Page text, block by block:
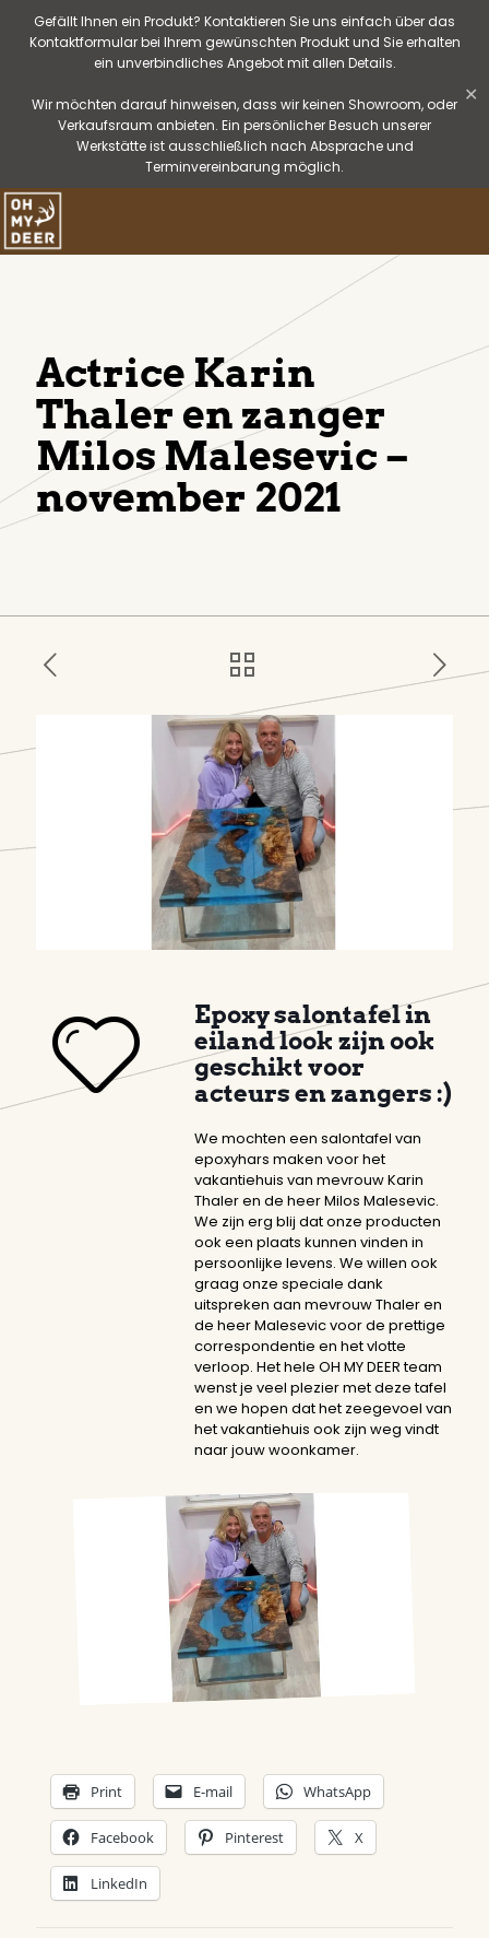
Gefällt Ihnen ein Produkt? Kontaktieren Sie uns einfach über das
Kontaktformular bei Ihrem gewünschten Produkt und Sie erhalten
ein unverbindliches Angebot mit allen Details.
Wir möchten darauf hinweisen, dass wir keinen Showroom, oder
Verkaufsraum anbieten. Ein persönlicher Besuch unserer
Werkstätte ist ausschließlich nach Absprache und
Terminvereinbarung möglich.
✕
Actrice Karin
Thaler en zanger
Milos Malesevic –
november 2021
Epoxy salontafel in
eiland look zijn ook
geschikt voor
acteurs en zangers :)
We mochten een salontafel van
epoxyhars maken voor het
vakantiehuis van mevrouw Karin
Thaler en de heer Milos Malesevic.
We zijn erg blij dat onze producten
ook een plaats kunnen vinden in
persoonlijke levens. We willen ook
graag onze speciale dank
uitspreken aan mevrouw Thaler en
de heer Malesevic voor de prettige
correspondentie en het vlotte
verloop. Het hele OH MY DEER team
wenst je veel plezier met deze tafel
en we hopen dat het zeegevoel van
het vakantiehuis ook zijn weg vindt
naar jouw woonkamer.
Print E-mail WhatsApp
Facebook Pinterest X
LinkedIn